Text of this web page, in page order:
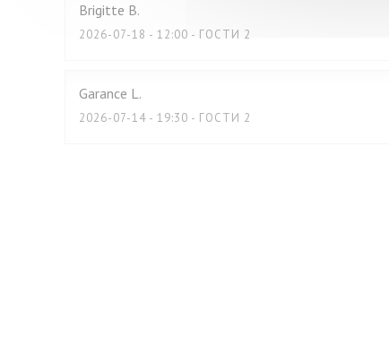
Brigitte B
2026-07-18 - 12:00 - ГОСТИ 2
Garance L
2026-07-14 - 19:30 - ГОСТИ 2